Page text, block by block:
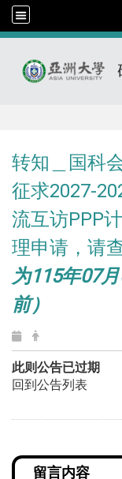
转知＿国科
征求2027-
流互访PPP
理申请，请查
为115年07
前）
此则公告已过期
回到公告列表